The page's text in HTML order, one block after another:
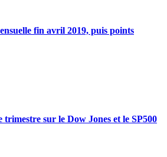
fin avril 2019, puis points
trimestre sur le Dow Jones et le SP500